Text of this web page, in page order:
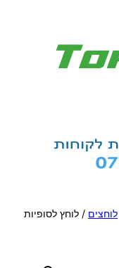
לוחצים / לוחץ לסופיות